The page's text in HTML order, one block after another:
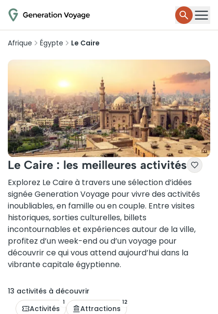
Afrique Égypte Le Caire
Le Caire : les meilleures activités
Explorez Le Caire à travers une sélection d’idées
signée Generation Voyage pour vivre des activités
inoubliables, en famille ou en couple. Entre visites
historiques, sorties culturelles, billets
incontournables et expériences autour de la ville,
profitez d’un week-end ou d’un voyage pour
découvrir ce qui vous attend aujourd’hui dans la
vibrante capitale égyptienne.
13 activités à découvrir
Activités
1
Attractions
12